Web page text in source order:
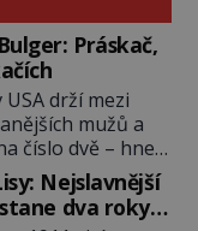
Práskač,
drží mezi
mužů a
číslo dvě – hned
(1957–
„Whitey“ Bulger
ze spoluúčasti
Nejslavnější
dva roky